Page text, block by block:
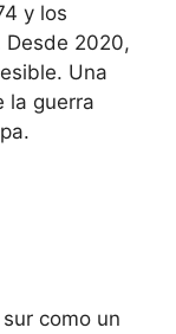
y los
2020,
Una
la guerra
como un